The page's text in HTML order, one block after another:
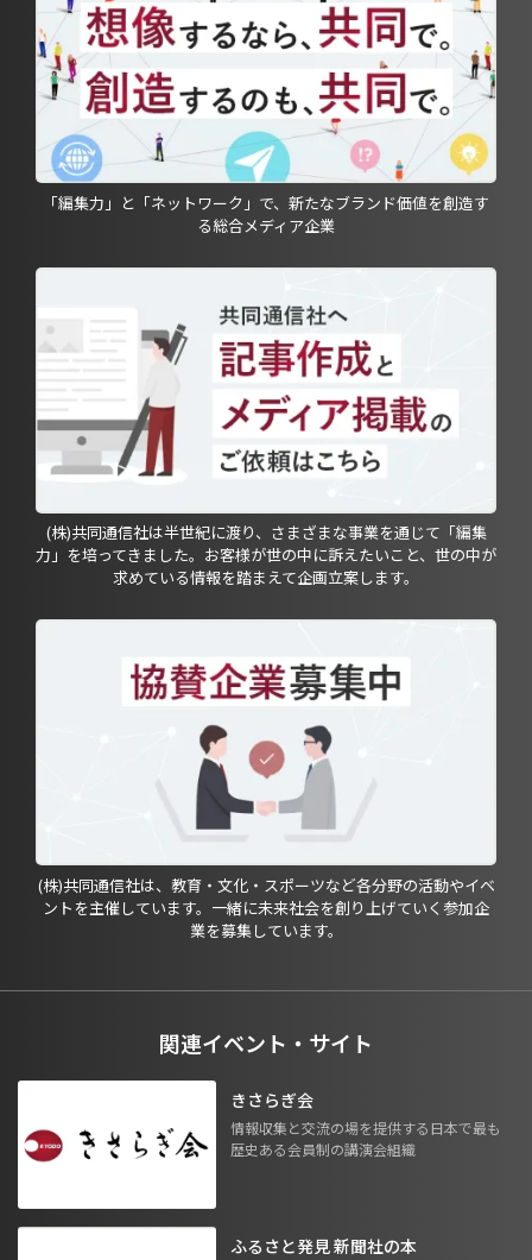
「編集力」と「ネットワーク」で、新たなブランド価値を創造す
る総合メディア企業
(株)共同通信社は半世紀に渡り、さまざまな事業を通じて「編集
力」を培ってきました。お客様が世の中に訴えたいこと、世の中が
求めている情報を踏まえて企画立案します。
(株)共同通信社は、教育・文化・スポーツなど各分野の活動やイベ
ントを主催しています。一緒に未来社会を創り上げていく参加企
業を募集しています。
関連イベント・サイト
きさらぎ会
情報収集と交流の場を提供する日本で最も
歴史ある会員制の講演会組織
ふるさと発見 新聞社の本